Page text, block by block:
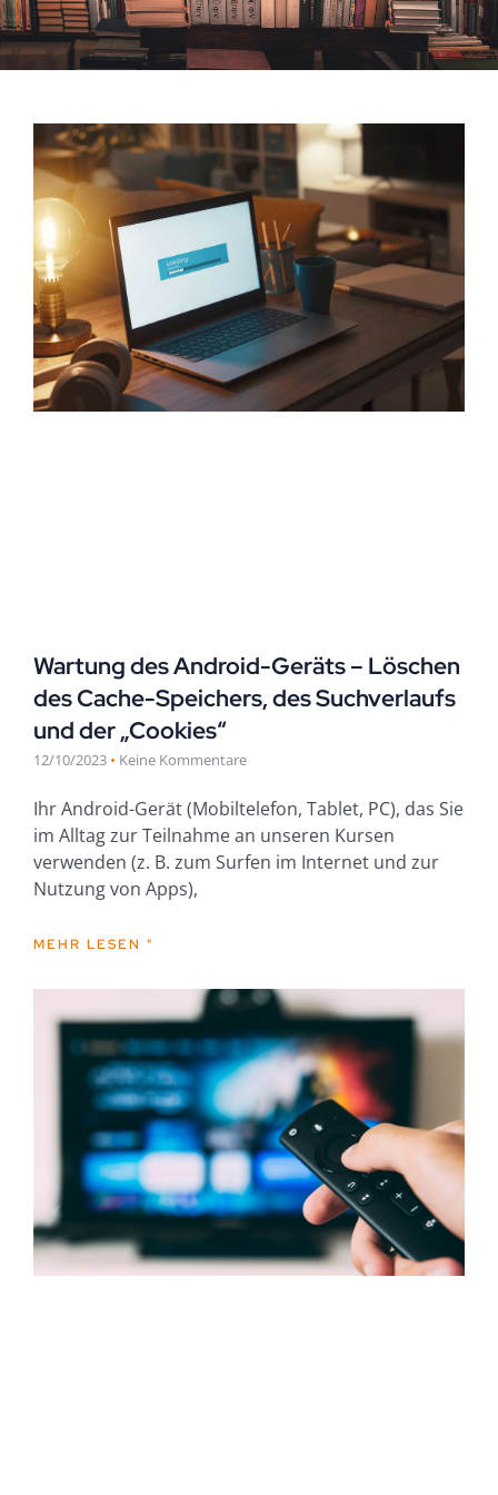
Wartung des Android-Geräts – Löschen
des Cache-Speichers, des Suchverlaufs
und der „Cookies“
12/10/2023 Keine Kommentare
Ihr Android-Gerät (Mobiltelefon, Tablet, PC), das Sie
im Alltag zur Teilnahme an unseren Kursen
verwenden (z. B. zum Surfen im Internet und zur
Nutzung von Apps),
MEHR LESEN "